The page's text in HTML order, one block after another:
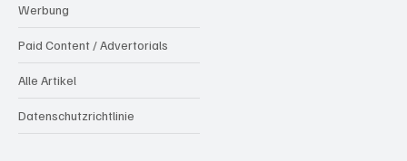
Werbung
Paid Content / Advertorials
Alle Artikel
Datenschutzrichtlinie